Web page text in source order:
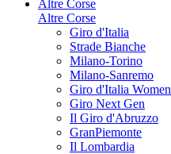
Altre Corse
Altre Corse
Giro d'Italia
Strade Bianche
Milano-Torino
Milano-Sanremo
Giro d'Italia Women
Giro Next Gen
Il Giro d'Abruzzo
GranPiemonte
Il Lombardia